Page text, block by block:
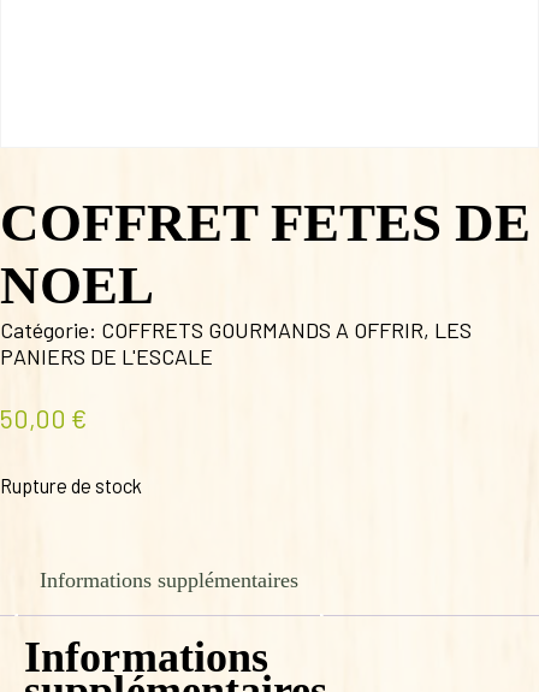
COFFRET FETES DE
NOEL
Catégorie: COFFRETS GOURMANDS A OFFRIR, LES
PANIERS DE L'ESCALE
50,00 €
Rupture de stock
Informations supplémentaires
Informations